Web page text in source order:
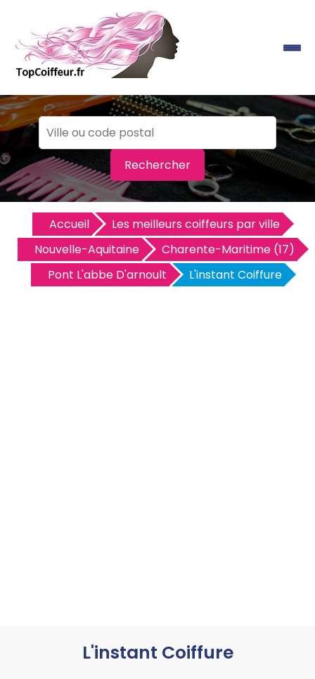
Rechercher
Accueil
Les meilleurs coiffeurs par ville
Nouvelle-Aquitaine
Charente-Maritime (17)
Pont L'abbe D'arnoult
L'instant Coiffure
L'instant Coiffure